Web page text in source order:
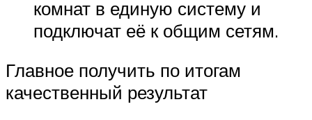
комнат в единую систему и
подключат её к общим сетям.
Главное получить по итогам
качественный результат